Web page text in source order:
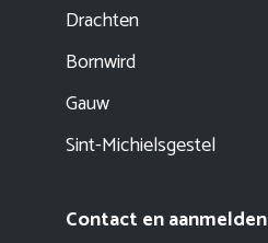
Drachten
Bornwird
Gauw
Sint-Michielsgestel
Contact en aanmelden